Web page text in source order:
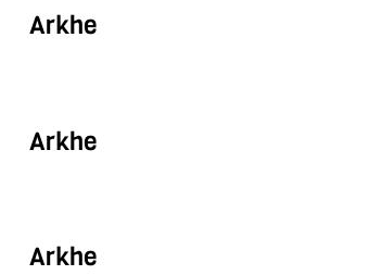
Arkhe
Arkhe
Arkhe